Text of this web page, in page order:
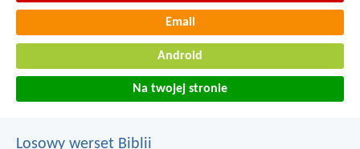
Email
Android
Na twojej stronie
Losowy werset Biblii